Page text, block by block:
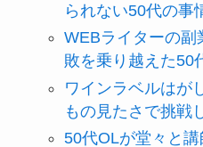
られない50代の事
WEBライターの副
敗を乗り越えた50
ワインラベルはが
もの見たさで挑戦
50代OLが堂々と講